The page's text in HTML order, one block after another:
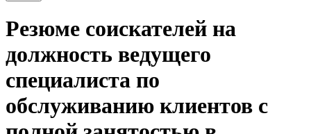
Резюме соискателей на
должность ведущего
специалиста по
обслуживанию клиентов с